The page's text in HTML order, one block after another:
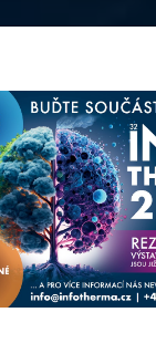
PARTNEŘI